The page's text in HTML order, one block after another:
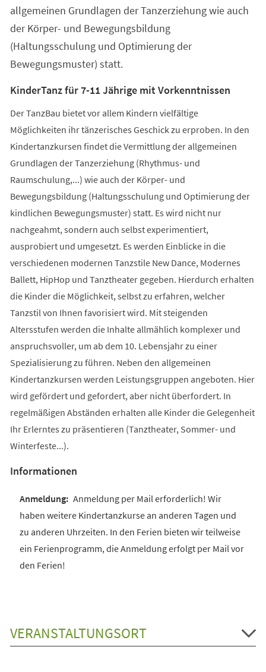
allgemeinen Grundlagen der Tanzerziehung wie auch
der Körper- und Bewegungsbildung
(Haltungsschulung und Optimierung der
Bewegungsmuster) statt.
KinderTanz für 7-11 Jährige mit Vorkenntnissen
Der TanzBau bietet vor allem Kindern vielfältige
Möglichkeiten ihr tänzerisches Geschick zu erproben. In den
Kindertanzkursen findet die Vermittlung der allgemeinen
Grundlagen der Tanzerziehung (Rhythmus- und
Raumschulung,...) wie auch der Körper- und
Bewegungsbildung (Haltungsschulung und Optimierung der
kindlichen Bewegungsmuster) statt. Es wird nicht nur
nachgeahmt, sondern auch selbst experimentiert,
ausprobiert und umgesetzt. Es werden Einblicke in die
verschiedenen modernen Tanzstile New Dance, Modernes
Ballett, HipHop und Tanztheater gegeben. Hierdurch erhalten
die Kinder die Möglichkeit, selbst zu erfahren, welcher
Tanzstil von Ihnen favorisiert wird. Mit steigenden
Altersstufen werden die Inhalte allmählich komplexer und
anspruchsvoller, um ab dem 10. Lebensjahr zu einer
Spezialisierung zu führen. Neben den allgemeinen
Kindertanzkursen werden Leistungsgruppen angeboten. Hier
wird gefördert und gefordert, aber nicht überfordert. In
regelmäßigen Abständen erhalten alle Kinder die Gelegenheit
Ihr Erlerntes zu präsentieren (Tanztheater, Sommer- und
Winterfeste...).
Informationen
Anmeldung per Mail erforderlich! Wir
haben weitere Kindertanzkurse an anderen Tagen und
zu anderen Uhrzeiten. In den Ferien bieten wir teilweise
ein Ferienprogramm, die Anmeldung erfolgt per Mail vor
den Ferien!
VERANSTALTUNGSORT